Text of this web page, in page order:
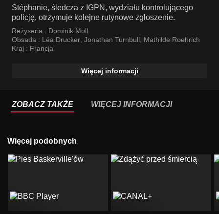
Stéphanie, śledcza z IGPN, wydziału kontrolującego
policję, otrzymuje kolejne rutynowe zgłoszenie.
Reżyseria : Dominik Moll
Obsada : Léa Drucker, Jonathan Turnbull, Mathilde Roehrich
Kraj : Francja
Więcej informacji
ZOBACZ TAKŻE WIĘCEJ INFORMACJI
Więcej podobnych